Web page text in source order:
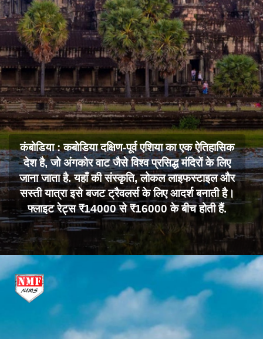
कंबोडिया : कबोडिया दक्षिण-पूर्व एशिया का एक ऐतिहासिक
देश है, जो अंगकोर वाट जैसे विश्व प्रसिद्ध मंदिरों के लिए
जाना जाता है. यहाँ की संस्कृति, लोकल लाइफस्टाइल और
सस्ती यात्रा इसे बजट ट्रैवलर्स के लिए आदर्श बनाती है।
फ्लाइट रेट्स ₹14000 से ₹16000 के बीच होती हैं.